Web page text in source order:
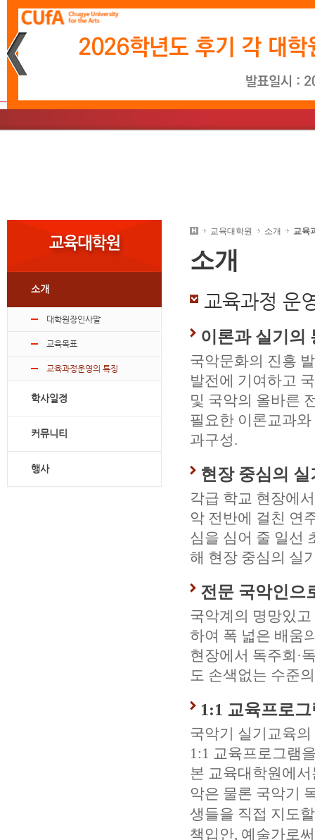
소개
대학원장인사말
교육목표
교육과정운영의 특징
학사일정
커뮤니티
행사
교육대학원 소개 교육
소개
교육과정 운
이론과 실기의
국악문화의 진흥
발전에 기여하고
및 국악의 올바른
필요한 이론교과
과구성.
현장 중심의
각급 학교 현장에
악 전반에 걸친 연
심을 심어 줄 일선
해 현장 중심의 실
전문 국악인으
국악계의 명망있
하여 폭 넓은 배움
현장에서 독주회·
도 손색없는 수준
1:1 교육프로
국악기 실기교육
1:1 교육프로그램
본 교육대학원에
악은 물론 국악기
생들을 직접 지도
책입안, 예술가로